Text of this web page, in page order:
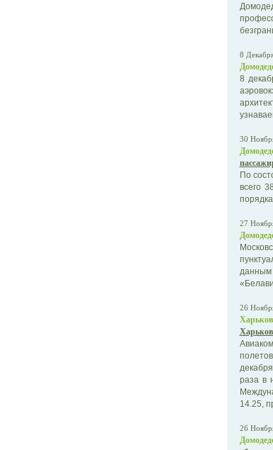
8
8
30
По
всего
27
26
раза в
14.25,
26